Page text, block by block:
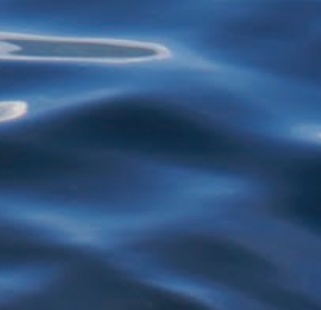
participar, basta se dirigir à Rua Dr.
Feliciano Sodré 82, Sala 104 – Centro, no
horário 9h às 17h, de segunda a sexta. Mais
informações também podem ser obtidas
pelo telefone (21) 3474-1004 e pelo e-mail
agenda21sg@r7.com . O Lixão do Salgueiro
foi fechado em fevereiro por determinação
do Governo Federal, que está instituindo o
fim de lixões no Brasil até 2014. Os
habitantes da região que viviam do lixo há
mais de 40 anos - selecionando roupas e